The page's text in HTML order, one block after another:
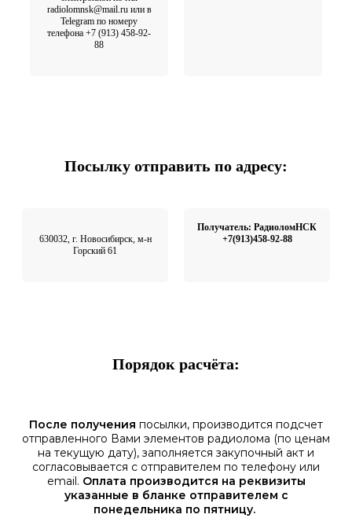
radiolomnsk@mail.ru или в
Telegram по номеру
телефона +7 (913) 458-92-
88
Посылку отправить по адресу:
630032, г. Новосибирск, м-н
Горский 61
Получатель: РадиоломНСК
+7(913)458-92-88
Порядок расчёта:
После получения посылки, производится подсчет
отправленного Вами элементов радиолома (по ценам
на текущую дату), заполняется закупочный акт и
согласовывается с отправителем по телефону или
email. Оплата производится на реквизиты
указанные в бланке отправителем с
понедельника по пятницу.